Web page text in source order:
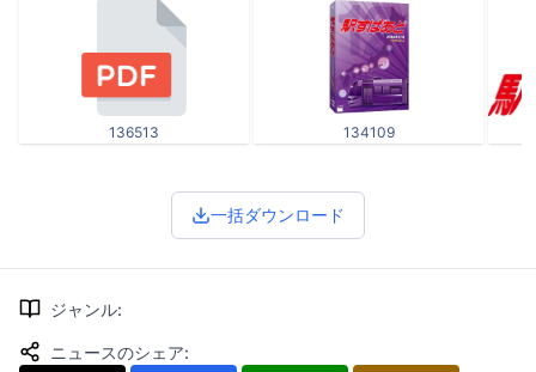
136513 134109
一括ダウンロード
ジャンル:
ニュースのシェア: